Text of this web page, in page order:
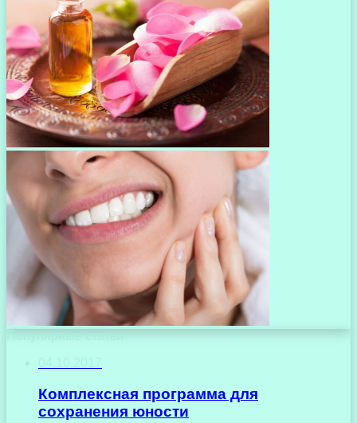
Комплексная программа для
сохранения юности